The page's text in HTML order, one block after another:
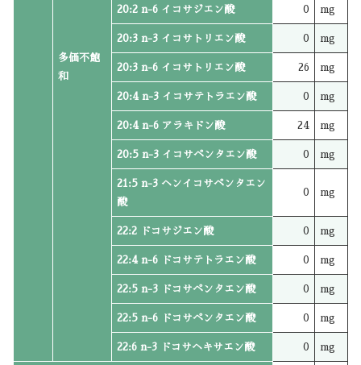
多価不飽
和
20:2 n-6 イコサジエン酸 0 mg
20:3 n-3 イコサトリエン酸 0 mg
20:3 n-6 イコサトリエン酸 26 mg
20:4 n-3 イコサテトラエン酸 0 mg
20:4 n-6 アラキドン酸 24 mg
20:5 n-3 イコサペンタエン酸 0 mg
21:5 n-3 ヘンイコサペンタエン
酸
0 mg
22:2 ドコサジエン酸 0 mg
22:4 n-6 ドコサテトラエン酸 0 mg
22:5 n-3 ドコサペンタエン酸 0 mg
22:5 n-6 ドコサペンタエン酸 0 mg
22:6 n-3 ドコサヘキサエン酸 0 mg